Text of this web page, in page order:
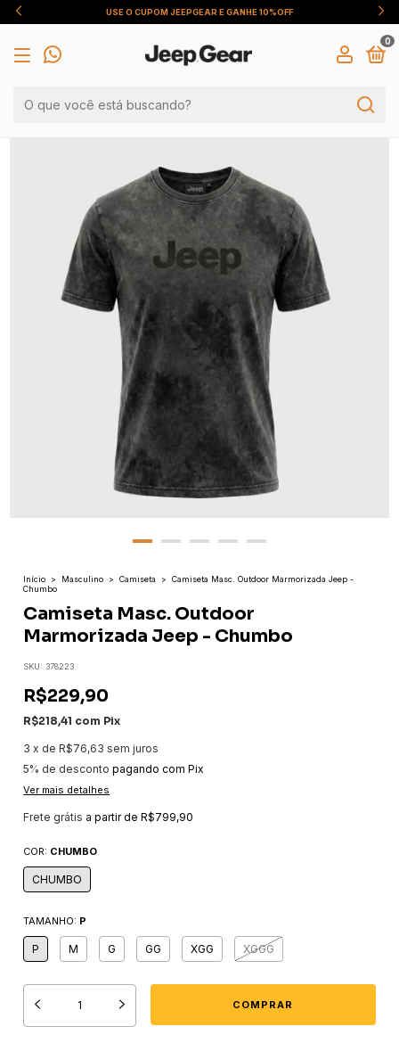
USE O CUPOM JEEPGEAR E GANHE 10%OFF
0
Início > Masculino > Camiseta >
Camiseta Masc. Outdoor Marmorizada Jeep -
Chumbo
Camiseta Masc. Outdoor
Marmorizada Jeep - Chumbo
SKU: 378223
R$229,90
R$218,41 com Pix
3 x deR$76,63 sem juros
5% de desconto pagando com Pix
Ver mais detalhes
Frete grátis a partir deR$799,90
COR: CHUMBO
CHUMBO
TAMANHO: P
P M G GG XGG XGGG